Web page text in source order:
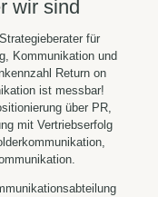
wir sind
für
Kommunikation und
Return on
ist messbar!
über PR,
mit Vertriebserfolg